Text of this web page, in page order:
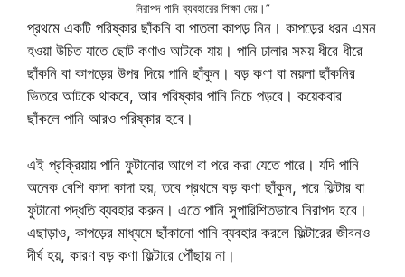
নিরাপদ পানি ব্যবহারের শিক্ষা দেয়।”
প্রথমে একটি পরিষ্কার ছাঁকনি বা পাতলা কাপড় নিন। কাপড়ের ধরন এমন
হওয়া উচিত যাতে ছোট কণাও আটকে যায়। পানি ঢালার সময় ধীরে ধীরে
ছাঁকনি বা কাপড়ের উপর দিয়ে পানি ছাঁকুন। বড় কণা বা ময়লা ছাঁকনির
ভিতরে আটকে থাকবে, আর পরিষ্কার পানি নিচে পড়বে। কয়েকবার
ছাঁকলে পানি আরও পরিষ্কার হবে।
এই প্রক্রিয়ায় পানি ফুটানোর আগে বা পরে করা যেতে পারে। যদি পানি
অনেক বেশি কাদা কাদা হয়, তবে প্রথমে বড় কণা ছাঁকুন, পরে ফিল্টার বা
ফুটানো পদ্ধতি ব্যবহার করুন। এতে পানি সুপারিশিতভাবে নিরাপদ হবে।
এছাড়াও, কাপড়ের মাধ্যমে ছাঁকানো পানি ব্যবহার করলে ফিল্টারের জীবনও
দীর্ঘ হয়, কারণ বড় কণা ফিল্টারে পৌঁছায় না।